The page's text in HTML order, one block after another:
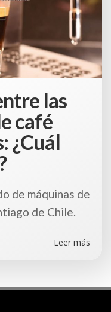
las
café
¿Cuál
de máquinas de
de Chile.
Leer más